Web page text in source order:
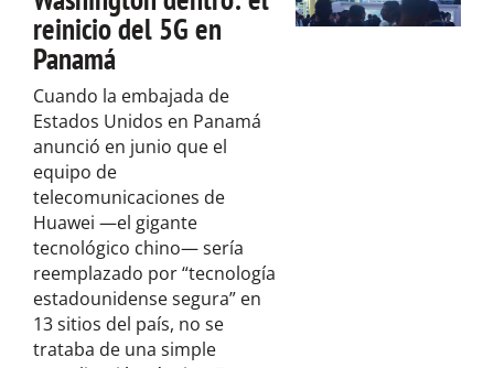
reinicio del 5G en
Panamá
Cuando la embajada de
Estados Unidos en Panamá
anunció en junio que el
equipo de
telecomunicaciones de
Huawei —el gigante
tecnológico chino— sería
reemplazado por “tecnología
estadounidense segura” en
13 sitios del país, no se
trataba de una simple